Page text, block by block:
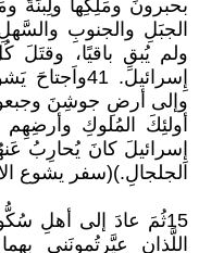
الجبَلِ والجنوبِ
ولم يُبقِ باقيًا،
إِسرائيلَ.
أولئِكَ المُلوكِ
الجلجالِ.)(سفر يشوع الاصحاح10 من
15ثُمَ عادَ إلى أهلِ
اللَّذانِ عيَّرتُمونَني